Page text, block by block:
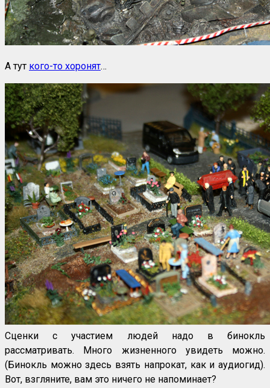
А тут кого-то хоронят…
Сценки с участием людей надо в бинокль
рассматривать. Много жизненного увидеть можно.
(Бинокль можно здесь взять напрокат, как и аудиогид).
Вот, взгляните, вам это ничего не напоминает?